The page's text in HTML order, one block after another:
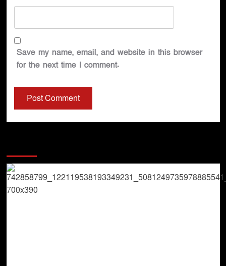
Save my name, email, and website in this browser
for the next time I comment.